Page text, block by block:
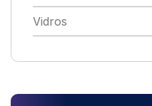
Vidros